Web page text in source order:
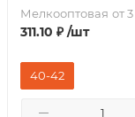
Мелкооптовая от
311.10 ₽ /шт
40-42